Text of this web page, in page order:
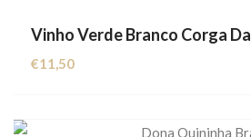
Vinho Verde Branco Corga
€11,50